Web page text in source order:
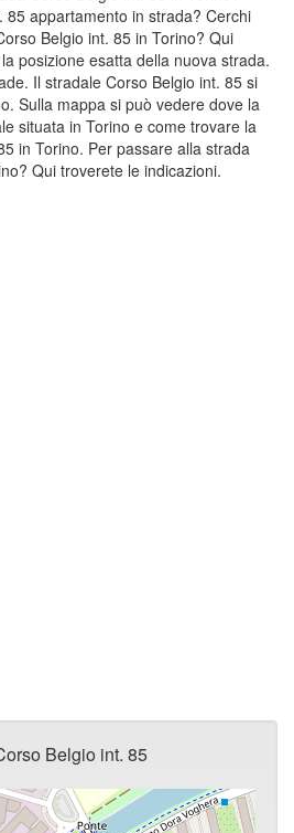
85 appartamento in strada? Cerchi
Belgio int. 85 in Torino? Qui
posizione esatta della nuova strada.
Il stradale Corso Belgio int. 85 si
Sulla mappa si può vedere dove la
situata in Torino e come trovare la
in Torino. Per passare alla strada
Qui troverete le indicazioni.
Belgio int. 85